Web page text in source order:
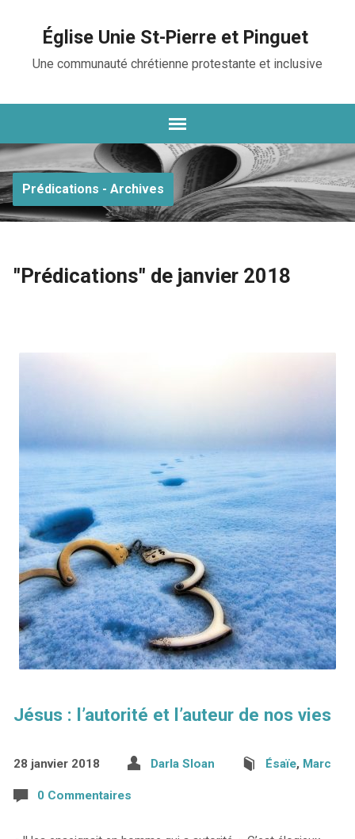
Église Unie St-Pierre et Pinguet
Une communauté chrétienne protestante et inclusive
Prédications - Archives
"Prédications" de janvier 2018
Jésus : l’autorité et l’auteur de nos vies
28 janvier 2018 Darla Sloan Ésaïe, Marc
0 Commentaires